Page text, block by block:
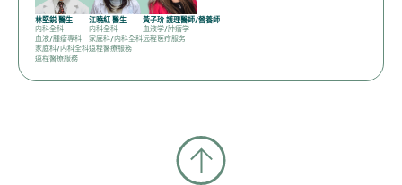
林堅鋭 醫生
内科全科
血液/腫瘤專科
家庭科/内科全科
遠程醫療服務
江曉紅 醫生
内科全科
家庭科/内科全科
遠程醫療服務
黃子玠 護理醫師/營養師
血液学/肿瘤学
远程医疗服务